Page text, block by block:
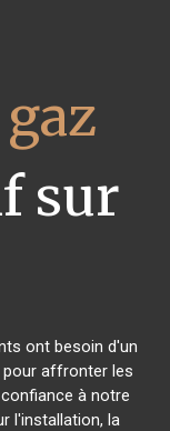
sur
ont besoin d'un
affronter les
à notre
l'installation, la